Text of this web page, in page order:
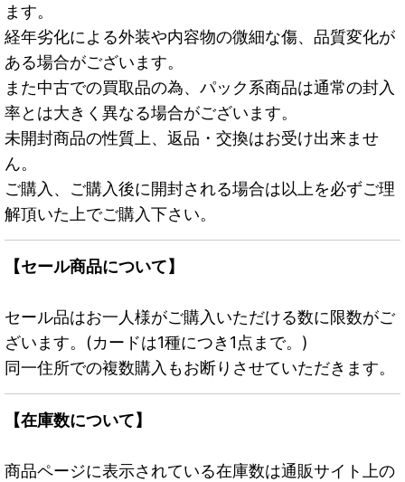
ます。
経年劣化による外装や内容物の微細な傷、品質変化が
ある場合がございます。
また中古での買取品の為、パック系商品は通常の封入
率とは大きく異なる場合がございます。
未開封商品の性質上、返品・交換はお受け出来ませ
ん。
ご購入、ご購入後に開封される場合は以上を必ずご理
解頂いた上でご購入下さい。
【セール商品について】
セール品はお一人様がご購入いただける数に限数がご
ざいます。(カードは1種につき1点まで。)
同一住所での複数購入もお断りさせていただきます。
【在庫数について】
商品ページに表示されている在庫数は通販サイト上の